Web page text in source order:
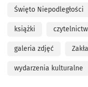
Święto Niepodległości
książki
galeria zdjęć
wydarzenia kulturalne